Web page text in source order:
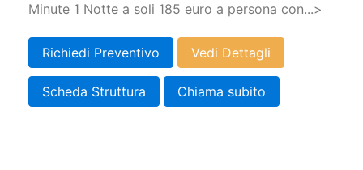
Minute 1 Notte a soli 185 euro a persona con...>
Richiedi Preventivo Vedi Dettagli
Scheda Struttura Chiama subito